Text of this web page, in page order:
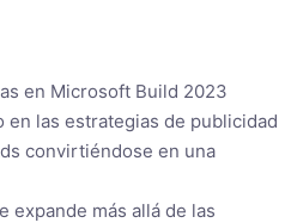
en Microsoft Build 2023
en las estrategias de publicidad
convirtiéndose en una
expande más allá de las